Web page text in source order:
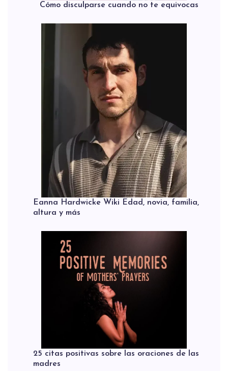
Cómo disculparse cuando no te equivocas
Eanna Hardwicke Wiki Edad, novia, familia,
altura y más
25 citas positivas sobre las oraciones de las
madres